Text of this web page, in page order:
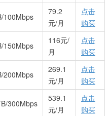
100Mbps
79.2
元/月
点击
购买
150Mbps
116元/
月
点击
购买
200Mbps
269.1
元/月
点击
购买
300Mbps
539.1
元/月
点击
购买